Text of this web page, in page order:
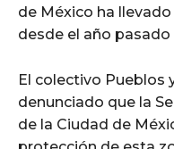
de México ha
desde el año
El colectivo Pueblos
denunciado que la
de la Ciudad de